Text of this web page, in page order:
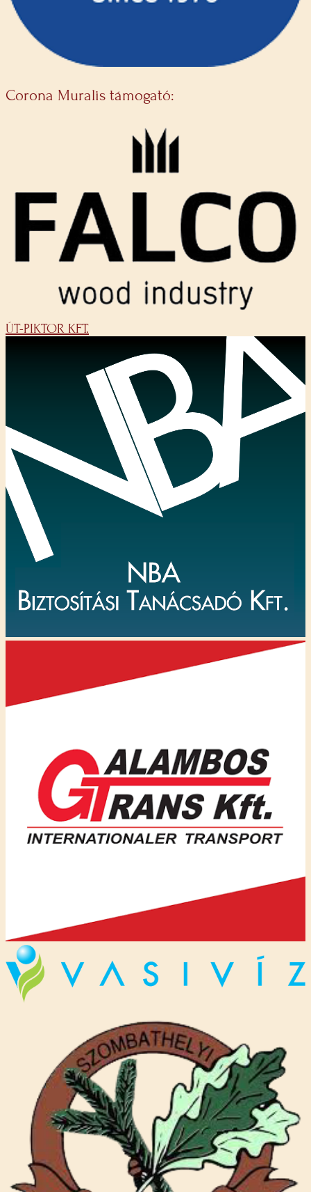
Corona Muralis támogató:
ÚT-PIKTOR KFT.